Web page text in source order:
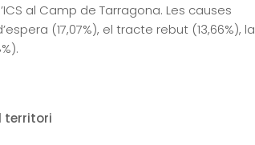
al Camp de Tarragona. Les causes
(17,07%), el tracte rebut (13,66%), la
territori